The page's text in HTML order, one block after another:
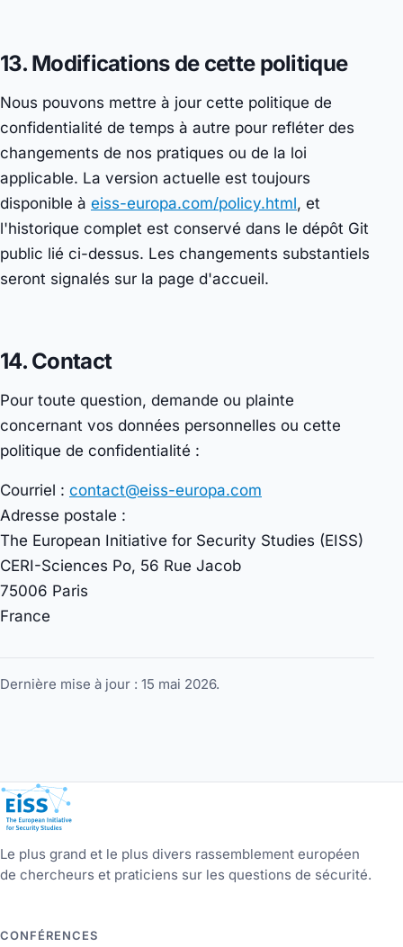
13. Modifications de cette politique
Nous pouvons mettre à jour cette politique de
confidentialité de temps à autre pour refléter des
changements de nos pratiques ou de la loi
applicable. La version actuelle est toujours
disponible à eiss-europa.com/policy.html, et
l'historique complet est conservé dans le dépôt Git
public lié ci-dessus. Les changements substantiels
seront signalés sur la page d'accueil.
14. Contact
Pour toute question, demande ou plainte
concernant vos données personnelles ou cette
politique de confidentialité :
Courriel : contact@eiss-europa.com
Adresse postale :
The European Initiative for Security Studies (EISS)
CERI-Sciences Po, 56 Rue Jacob
75006 Paris
France
Dernière mise à jour : 15 mai 2026.
European Initiative for Security Studies
Le plus grand et le plus divers rassemblement européen
de chercheurs et praticiens sur les questions de sécurité.
CONFÉRENCES